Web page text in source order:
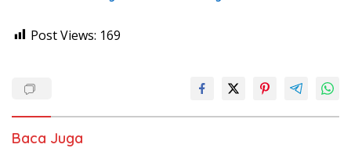
Post Views: 169
Baca Juga